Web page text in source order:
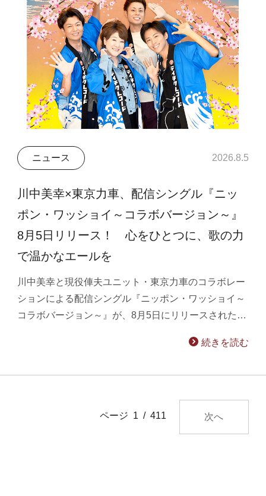
ニュース 2026.8.5
川中美幸×東京力車、配信シングル『ニッ
ポン・ワッショイ～コラボバージョン～』
8月5日リリース！ 心をひとつに、歌の力
で温かなエールを
川中美幸と現役俥夫ユニット・東京力車のコラボレー
ションによる配信シングル『ニッポン・ワッショイ～
コラボバージョン～』が、8月5日にリリースされた…
続きを読む
ページ 1 / 411 次へ